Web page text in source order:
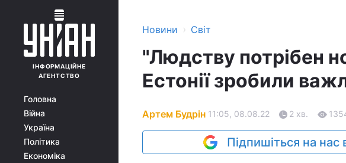
ІНФОРМАЦІЙНЕ
АГЕНТСТВО
Головна
Війна
Україна
Політика
Економіка
Новини › Світ
"Людству потрібен
Естонії зробили
Артем Будрін 11:05, 08.08.22 2 хв.
Підпишіться на нас